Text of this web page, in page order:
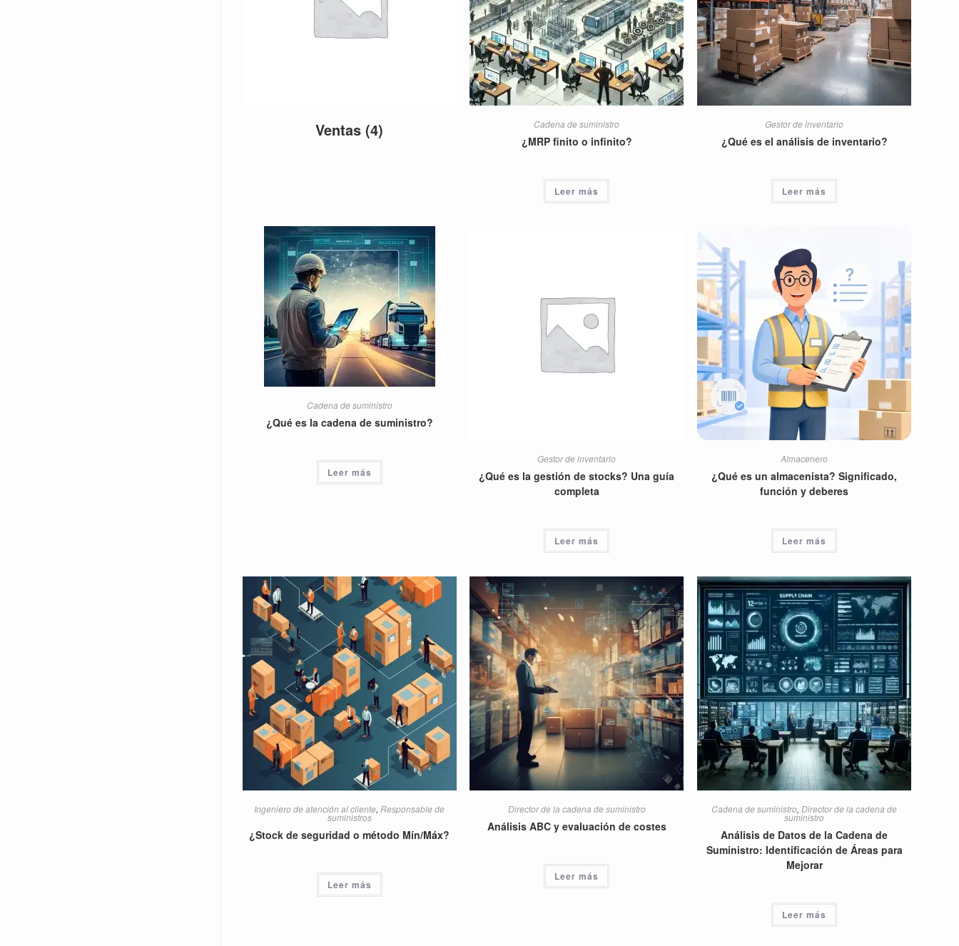
Ventas(4) Cadena de suministro
¿MRP finito o infinito?
Leer más
Gestor de inventario
¿Qué es el análisis de inventario?
Leer más
Cadena de suministro
¿Qué es la cadena de suministro?
Leer más
Gestor de inventario
¿Qué es la gestión de stocks? Una guía
completa
Leer más
Almacenero
¿Qué es un almacenista? Significado,
función y deberes
Leer más
Ingeniero de atención al cliente, Responsable de
suministros
¿Stock de seguridad o método Mín/Máx?
Leer más
Director de la cadena de suministro
Análisis ABC y evaluación de costes
Leer más
Cadena de suministro,Director de la cadena de
suministro
Análisis de Datos de la Cadena de
Suministro: Identificación de Áreas para
Mejorar
Leer más